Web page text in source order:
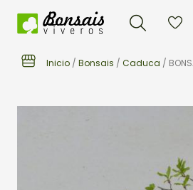
Inicio / Bonsais / Caduca /